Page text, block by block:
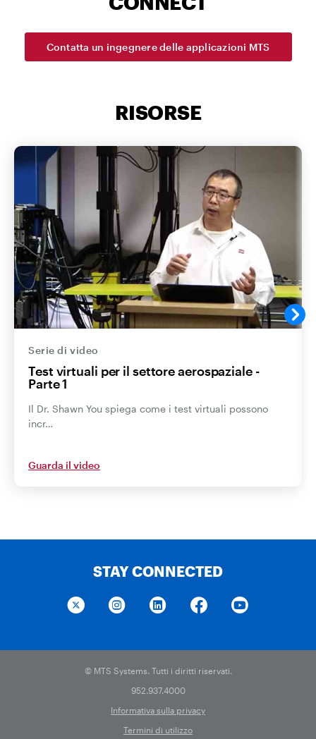
Contatta un ingegnere delle applicazioni MTS
RISORSE
Serie di video
Test virtuali per il settore aerospaziale -
Parte 1
Il Dr. Shawn You spiega come i test virtuali possono
incr…
Guarda il video
STAY CONNECTED
© MTS Systems. Tutti i diritti riservati.
952.937.4000
Informativa sulla privacy
Termini di utilizzo